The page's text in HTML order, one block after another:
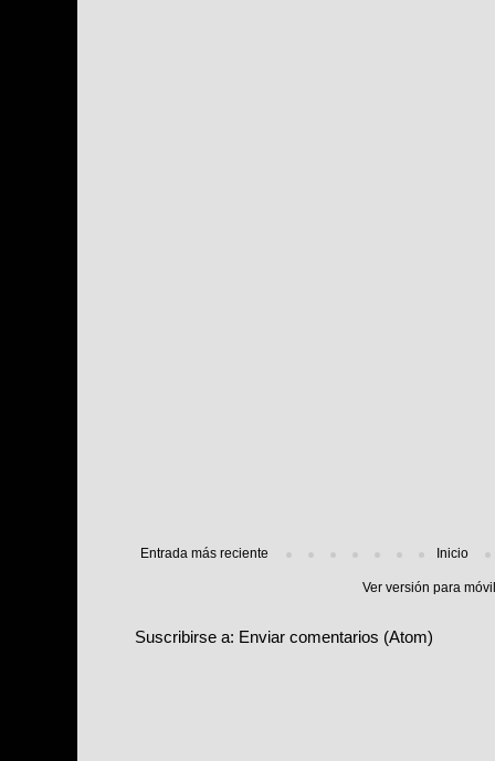
Entrada más reciente Inicio
Ver versión para
Suscribirse a: Enviar comentarios (Atom)